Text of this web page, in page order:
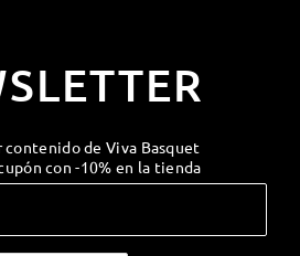
contenido de Viva Basquet
con -10% en la tienda